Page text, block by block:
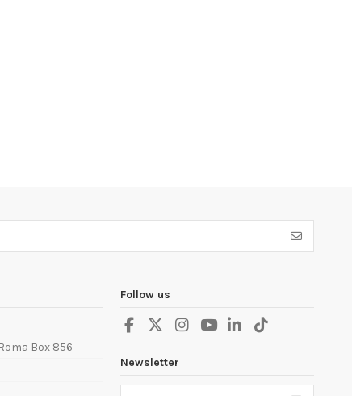
Box 856
Follow us
Newsletter